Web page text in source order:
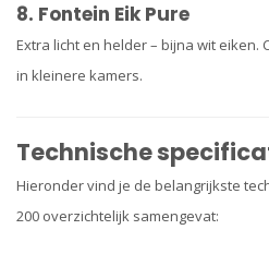
8. Fontein Eik Pure
Extra licht en helder – bijna wit eiken.
in kleinere kamers.
Technische
Hieronder vind je de belangrijkste
200 overzichtelijk samengevat: